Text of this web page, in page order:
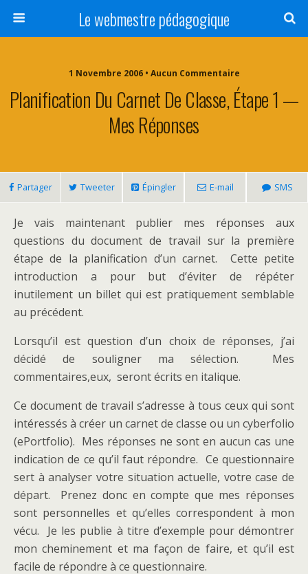
Le webmestre pédagogique
1 Novembre 2006 • Aucun Commentaire
Planification Du Carnet De Classe, Étape 1 —
Mes Réponses
Partager Tweeter Épingler E-mail SMS
Je vais maintenant publier mes réponses aux
questions du document de travail sur la première
étape de la planification d’un carnet. Cette petite
introduction a pour but d’éviter de répéter
inutilement un billet qui est pratiquement semblable
au précédent.
Lorsqu’il est question d’un choix de réponses, j’ai
décidé de souligner ma sélection. Mes
commentaires,eux, seront écrits en italique.
Ce document de travail s’adresse à tous ceux qui sont
intéressés à créer un carnet de classe ou un cyberfolio
(ePortfolio). Mes réponses ne sont en aucun cas une
indication de ce qu’il faut répondre. Ce questionnaire
sert à analyser votre situation actuelle, votre case de
départ. Prenez donc en compte que mes réponses
sont personnelles et qu’elles correspondent à mon
vécu. Je les publie à titre d’exemple pour démontrer
mon cheminement et ma façon de faire, et qu’il est
facile de répondre à ce questionnaire.